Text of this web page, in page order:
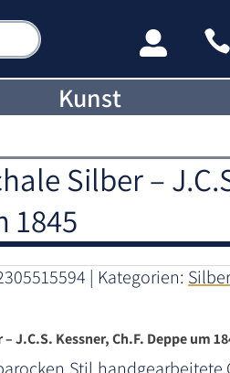
 
Kunst
Silber –
1845
Kategorien: Silber
J.C.S. Kessner, Ch.F. Deppe um